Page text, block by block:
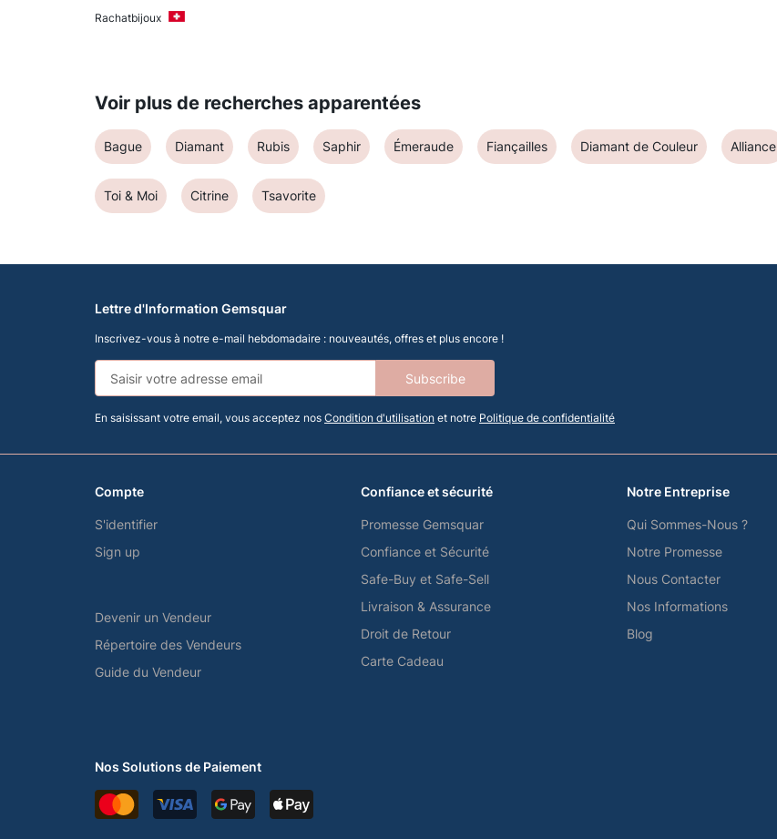
Rachatbijoux
Voir plus de recherches apparentées
Bague Diamant Rubis Saphir Émeraude Fiançailles Diamant de Couleur Alliance
Toi & Moi Citrine Tsavorite
Lettre d'Information Gemsquar
Inscrivez-vous à notre e-mail hebdomadaire : nouveautés, offres et plus encore !
Subscribe
En saisissant votre email, vous acceptez nos Condition d'utilisation et notre Politique de confidentialité
Compte
S'identifier
Sign up
Devenir un Vendeur
Répertoire des Vendeurs
Guide du Vendeur
Confiance et sécurité
Promesse Gemsquar
Confiance et Sécurité
Safe-Buy et Safe-Sell
Livraison & Assurance
Droit de Retour
Carte Cadeau
Notre Entreprise
Qui Sommes-Nous ?
Notre Promesse
Nous Contacter
Nos Informations
Blog
Nos Solutions de Paiement